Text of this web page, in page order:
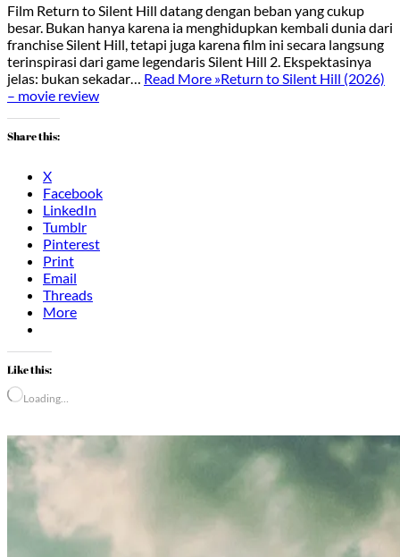
Film Return to Silent Hill datang dengan beban yang cukup
besar. Bukan hanya karena ia menghidupkan kembali dunia dari
franchise Silent Hill, tetapi juga karena film ini secara langsung
terinspirasi dari game legendaris Silent Hill 2. Ekspektasinya
jelas: bukan sekadar… Read More »Return to Silent Hill (2026)
– movie review
Share this:
X
Facebook
LinkedIn
Tumblr
Pinterest
Print
Email
Threads
More
Like this:
Loading…